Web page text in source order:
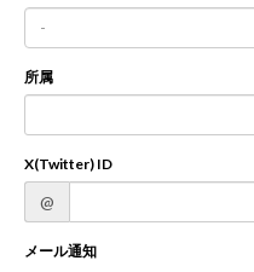
-
所属
X(Twitter) ID
@
メール通知